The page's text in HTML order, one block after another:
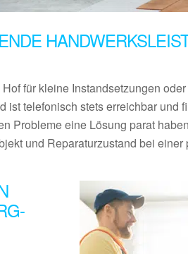
für kleine Instandsetzungen
telefonisch stets erreichbar und
Probleme eine Lösung parat
und Reparaturzustand bei einer